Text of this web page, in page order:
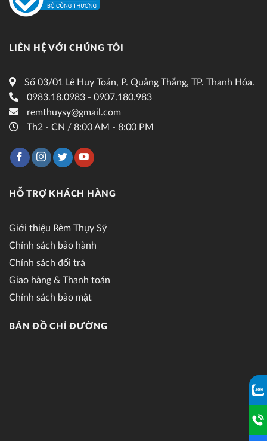
LIÊN HỆ VỚI CHÚNG TÔI
Số 03/01 Lê Huy Toán, P. Quảng Thắng, TP. Thanh Hóa.
0983.18.0983 - 0907.180.983
remthuysy@gmail.com
Th2 - CN / 8:00 AM - 8:00 PM
HỖ TRỢ KHÁCH HÀNG
Giới thiệu Rèm Thụy Sỹ
Chính sách bảo hành
Chính sách đổi trả
Giao hàng & Thanh toán
Chính sách bảo mật
BẢN ĐỒ CHỈ ĐƯỜNG